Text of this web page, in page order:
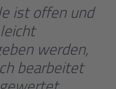
ist offen und
werden,
bearbeitet